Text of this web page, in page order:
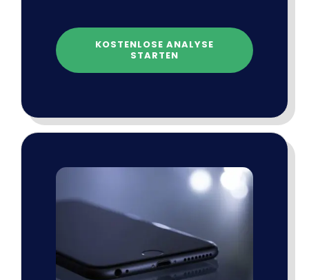
KOSTENLOSE ANALYSE
STARTEN